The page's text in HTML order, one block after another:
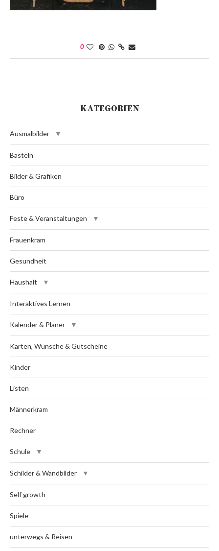
0
KATEGORIEN
Ausmalbilder
Basteln
Bilder & Grafiken
Büro
Feste & Veranstaltungen
Frauenkram
Gesundheit
Haushalt
Interaktives Lernen
Kalender & Planer
Karten, Wünsche & Gutscheine
Kinder
Listen
Männerkram
Rechner
Schule
Schilder & Wandbilder
Self growth
Spiele
unterwegs & Reisen